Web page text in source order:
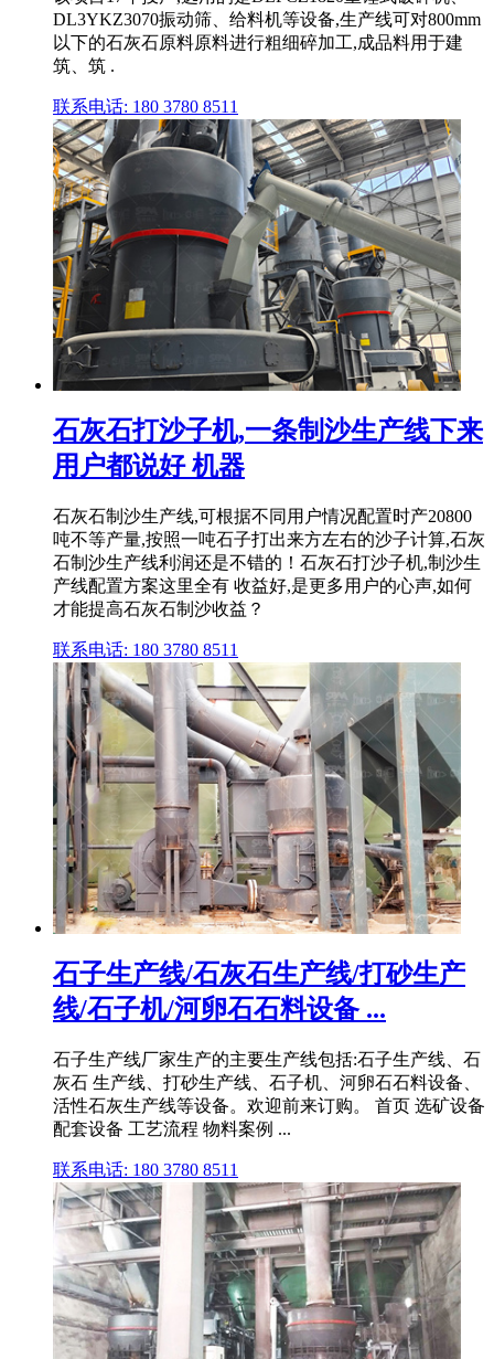
DL3YKZ3070振动筛、给料机等设备,生产线可对800mm
以下的石灰石原料原料进行粗细碎加工,成品料用于建
筑、筑 .
联系电话: 180 3780 8511
石灰石打沙子机,一条制沙生产线下来
用户都说好 机器
石灰石制沙生产线,可根据不同用户情况配置时产20800
吨不等产量,按照一吨石子打出来方左右的沙子计算,石灰
石制沙生产线利润还是不错的！石灰石打沙子机,制沙生
产线配置方案这里全有 收益好,是更多用户的心声,如何
才能提高石灰石制沙收益？
联系电话: 180 3780 8511
石子生产线/石灰石生产线/打砂生产
线/石子机/河卵石石料设备 ...
石子生产线厂家生产的主要生产线包括:石子生产线、石
灰石 生产线、打砂生产线、石子机、河卵石石料设备、
活性石灰生产线等设备。欢迎前来订购。 首页 选矿设备
配套设备 工艺流程 物料案例 ...
联系电话: 180 3780 8511